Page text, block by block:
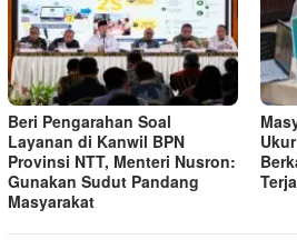
Beri Pengarahan Soal
Layanan di Kanwil BPN
Provinsi NTT, Menteri Nusron:
Gunakan Sudut Pandang
Masyarakat